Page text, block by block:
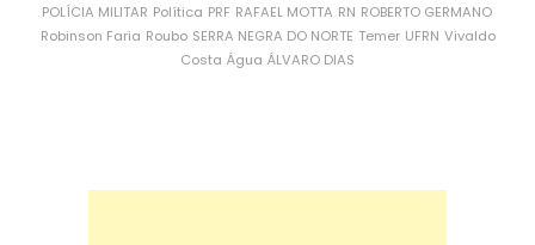
POLÍCIA MILITAR Política PRF RAFAEL MOTTA RN ROBERTO GERMANO
Robinson Faria Roubo SERRA NEGRA DO NORTE Temer UFRN Vivaldo
Costa Água ÁLVARO DIAS